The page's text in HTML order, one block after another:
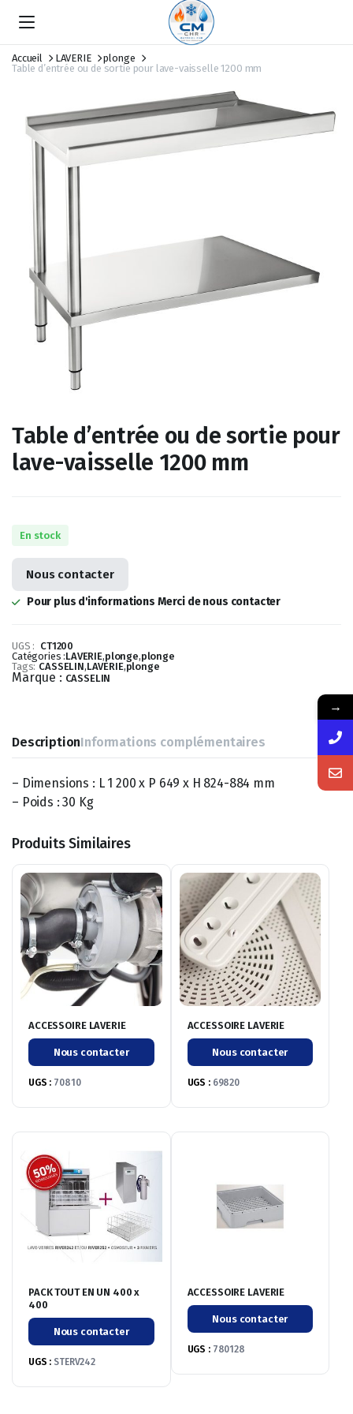
Accueil LAVERIE
plonge
Table d’entrée ou de sortie pour lave-vaisselle 1200 mm
Table d’entrée ou de sortie pour
lave-vaisselle 1200 mm
En stock
Nous contacter
Pour plus d'informations Merci de nous contacter
UGS : CT1200
Catégories :LAVERIE,plonge,plonge
Tags: CASSELIN,LAVERIE,plonge
Marque : CASSELIN
DescriptionInformations complémentaires
– Dimensions : L 1 200 x P 649 x H 824-884 mm
– Poids : 30 Kg
Produits Similaires
ACCESSOIRE LAVERIE
Nous contacter
UGS : 70810
ACCESSOIRE LAVERIE
Nous contacter
UGS : 69820
PACK TOUT EN UN 400 x
400
Nous contacter
UGS : STERV242
ACCESSOIRE LAVERIE
Nous contacter
UGS : 780128
→